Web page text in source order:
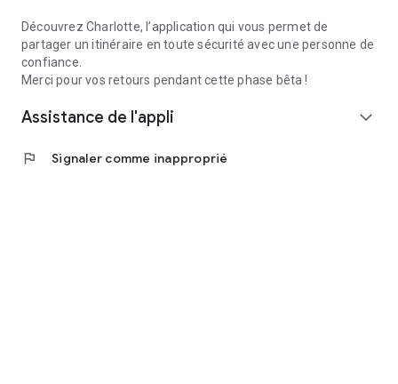
Découvrez Charlotte, l’application qui vous permet de
partager un itinéraire en toute sécurité avec une personne de
confiance.
Merci pour vos retours pendant cette phase bêta !
Assistance de l'appli expand_more
flag Signaler comme inapproprié